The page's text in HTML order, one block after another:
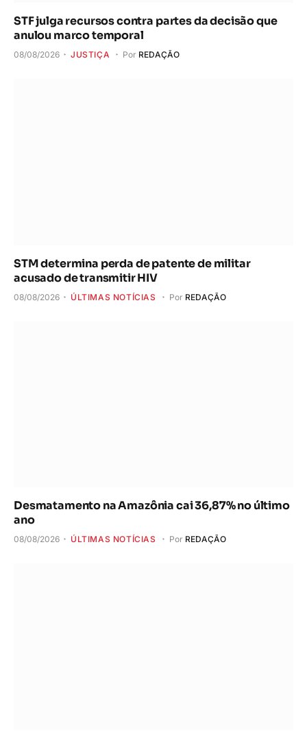
STF julga recursos contra partes da decisão que
anulou marco temporal
08/08/2026 JUSTIÇA Por REDAÇÃO
STM determina perda de patente de militar
acusado de transmitir HIV
08/08/2026 ÚLTIMAS NOTÍCIAS Por REDAÇÃO
Desmatamento na Amazônia cai 36,87% no último
ano
08/08/2026 ÚLTIMAS NOTÍCIAS Por REDAÇÃO